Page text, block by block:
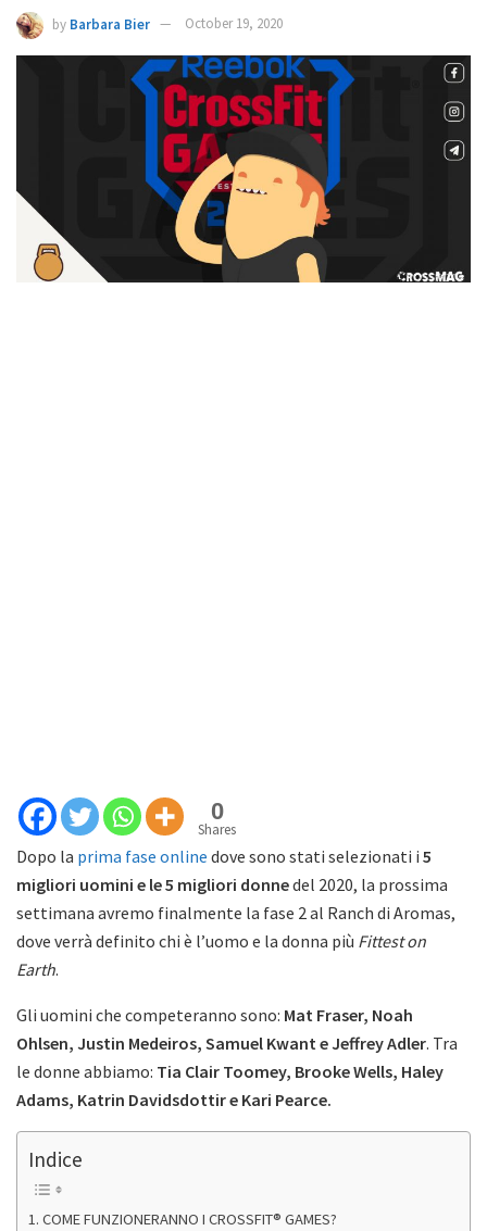
by Barbara Bier October 19, 2020
0
Shares
Dopo la prima fase online dove sono stati selezionati i 5
migliori uomini e le 5 migliori donnedel 2020, la prossima
settimana avremo finalmente la fase 2 al Ranch di Aromas,
dove verrà definito chi è l’uomo e la donna più Fittest on
Earth.
Gli uomini che competeranno sono: Mat Fraser, Noah
Ohlsen, Justin Medeiros, Samuel Kwant e Jeffrey Adler. Tra
le donne abbiamo: Tia Clair Toomey, Brooke Wells, Haley
Adams, Katrin Davidsdottir e Kari Pearce.
Indice
COME FUNZIONERANNO I CROSSFIT® GAMES?